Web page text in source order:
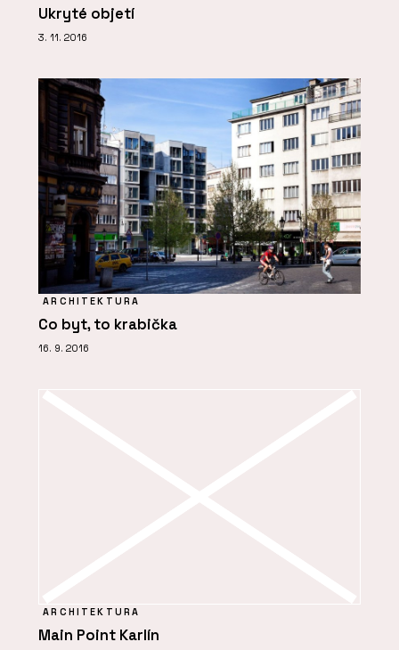
Ukryté objetí
3. 11. 2016
ARCHITEKTURA
Co byt, to krabička
16. 9. 2016
ARCHITEKTURA
Main Point Karlín